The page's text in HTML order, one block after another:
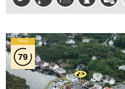
Wind
79